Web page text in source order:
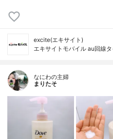
excite(エキサイト)
エキサイトモバイル au回線
なにわの主婦
まりたそ